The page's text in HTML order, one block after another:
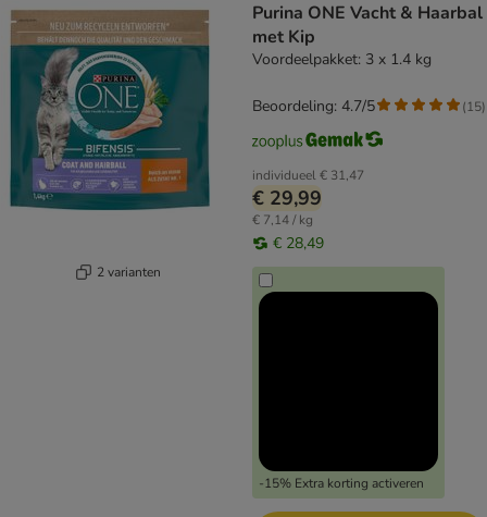
2 varianten
Purina ONE Vacht & Haarbal
met Kip
Voordeelpakket: 3 x 1.4 kg
individueel€ 31,47
€ 29,99
€ 7,14 / kg
€ 28,49
-15% Extra korting activeren
Beoordeling: 4.7/5 (15)